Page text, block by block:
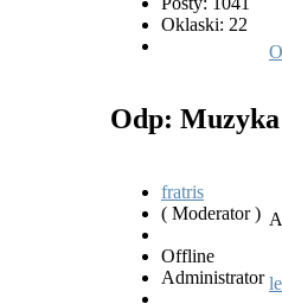
Oklaski: 22
Odp:
fratris
( Moderator )
Offline
Administrator